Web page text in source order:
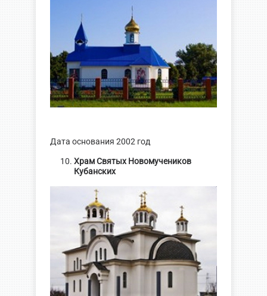
Дата основания 2002 год
Храм Святых Новомучеников
Кубанских